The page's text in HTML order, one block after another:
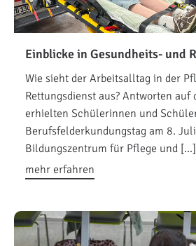
Einblicke in Gesundheits- und
Wie sieht der Arbeitsalltag in der
Rettungsdienst aus? Antworten auf
erhielten Schülerinnen und
Berufsfelderkundungstag am 8.
Bildungszentrum für Pflege und […]
mehr erfahren